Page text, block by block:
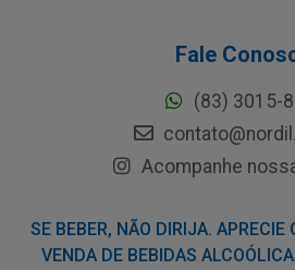
Fale
(83) 3015-
Acompanhe
SE BEBER, NÃO DIRIJA. APRECIE
VENDA DE BEBIDAS